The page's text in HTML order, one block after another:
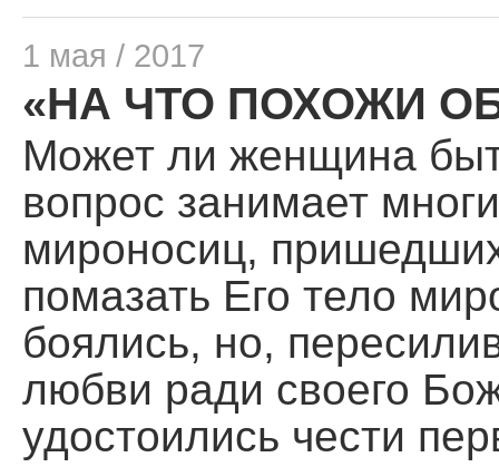
1 мая / 2017
«НА ЧТО ПОХОЖИ
Может ли женщина
вопрос занимает
мироносиц,
помазать Его тело
боялись, но,
любви ради своего
удостоились чести